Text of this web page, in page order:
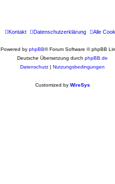
Alle
Datenschutzerklärung
Kontakt
Powered by phpBB® Forum Software © phpBB
Deutsche Übersetzung durch phpBB.de
Datenschutz | Nutzungsbedingungen
Customized by WireSys